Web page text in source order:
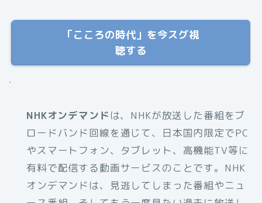
「こころの時代」を今スグ視
聴する
.
NHKオンデマンド は、NHKが放送した番組をブ
ロードバンド回線を通じて、日本国内限定でPC
やスマートフォン、タブレット、高機能TV等に
有料で配信する動画サービスのことです。NHK
オンデマンドは、見逃してしまった番組やニュ